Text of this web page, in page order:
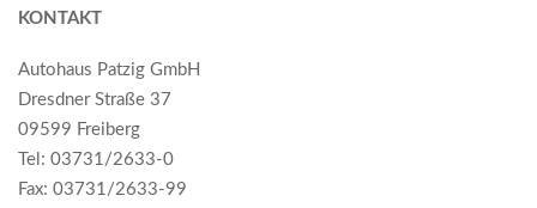
KONTAKT
Autohaus Patzig GmbH
Dresdner Straße 37
09599 Freiberg
Tel: 03731/2633-0
Fax: 03731/2633-99